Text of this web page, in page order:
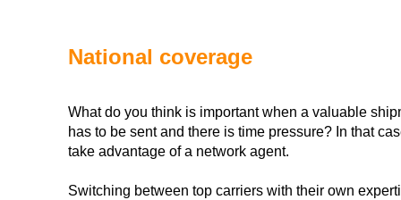
National coverage
What do you think is important when a valuable
has to be sent and there is time pressure? In that
take advantage of a network agent.
​Switching between top carriers with their own